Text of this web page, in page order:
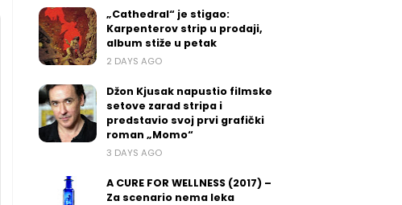
„Cathedral“ je stigao:
Karpenterov strip u prodaji,
album stiže u petak
2 DAYS AGO
Džon Kjusak napustio filmske
setove zarad stripa i
predstavio svoj prvi grafički
roman „Momo“
3 DAYS AGO
A CURE FOR WELLNESS (2017) –
Za scenario nema leka